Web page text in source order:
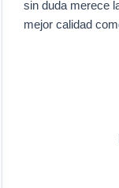
sin duda merece
mejor calidad